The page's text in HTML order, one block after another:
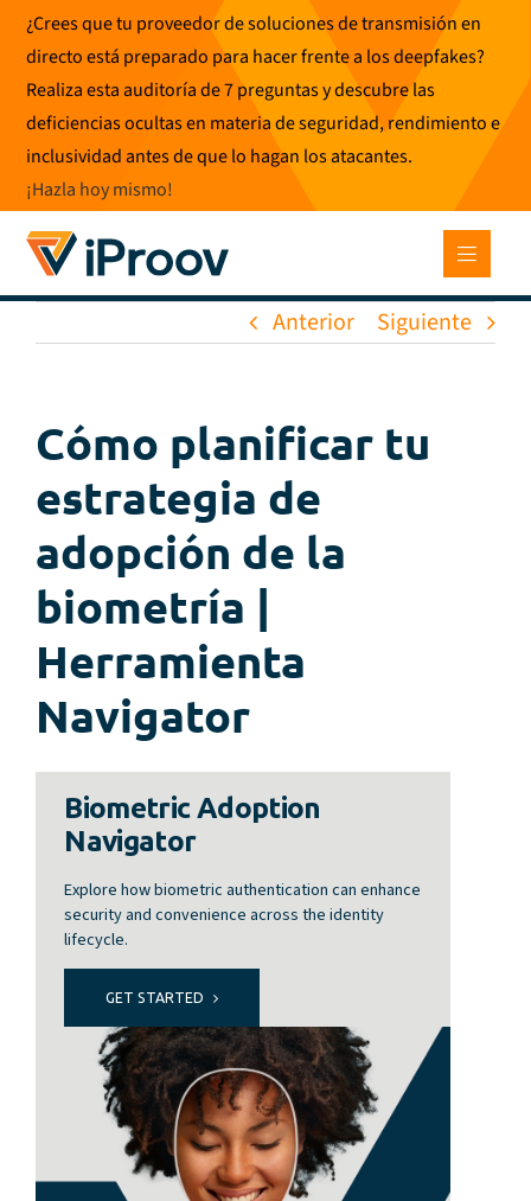
contenido
¿Crees que tu proveedor de soluciones de transmisión en
directo está preparado para hacer frente a los deepfakes?
Realiza esta auditoría de 7 preguntas y descubre las
deficiencias ocultas en materia de seguridad, rendimiento e
inclusividad antes de que lo hagan los atacantes.
¡Hazla hoy mismo!
Anterior Siguiente
Cómo planificar tu
estrategia de
adopción de la
biometría |
Herramienta
Navigator